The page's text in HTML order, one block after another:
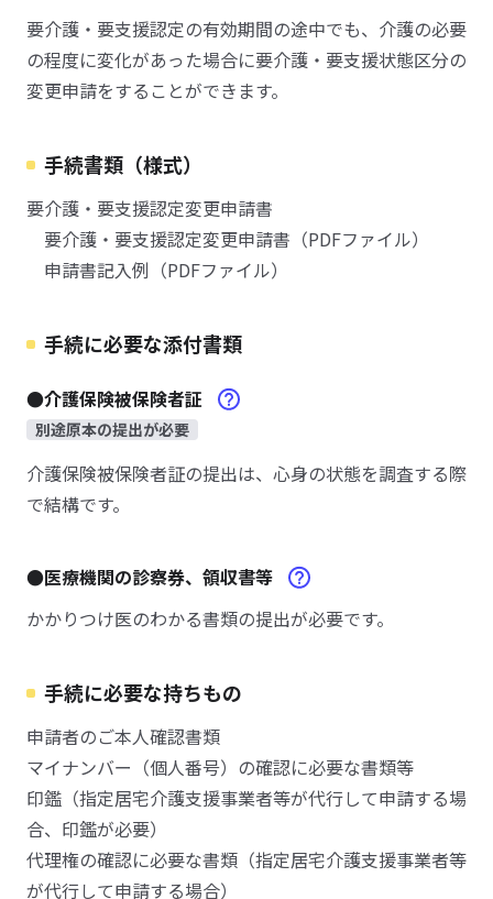
要介護・要支援認定の有効期間の途中でも、介護の必要
の程度に変化があった場合に要介護・要支援状態区分の
変更申請をすることができます。
手続書類（様式）
要介護・要支援認定変更申請書
要介護・要支援認定変更申請書（PDFファイル）
申請書記入例（PDFファイル）
手続に必要な添付書類
●介護保険被保険者証
別途原本の提出が必要
介護保険被保険者証の提出は、心身の状態を調査する際
で結構です。
●医療機関の診察券、領収書等
かかりつけ医のわかる書類の提出が必要です。
手続に必要な持ちもの
申請者のご本人確認書類
マイナンバー（個人番号）の確認に必要な書類等
印鑑（指定居宅介護支援事業者等が代行して申請する場
合、印鑑が必要）
代理権の確認に必要な書類（指定居宅介護支援事業者等
が代行して申請する場合）